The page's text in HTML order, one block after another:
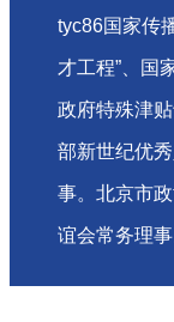
tyc86国家传
才工程”、国
政府特殊津
部新世纪优
事。北京市
谊会常务理事